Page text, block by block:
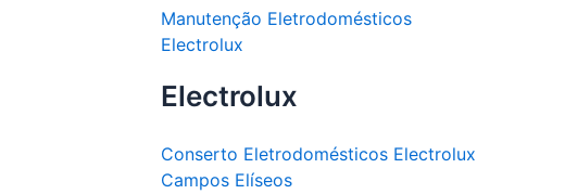
Manutenção Eletrodomésticos
Electrolux
Electrolux
Conserto Eletrodomésticos Electrolux
Campos Elíseos